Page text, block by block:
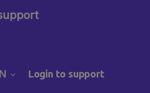
Login to support